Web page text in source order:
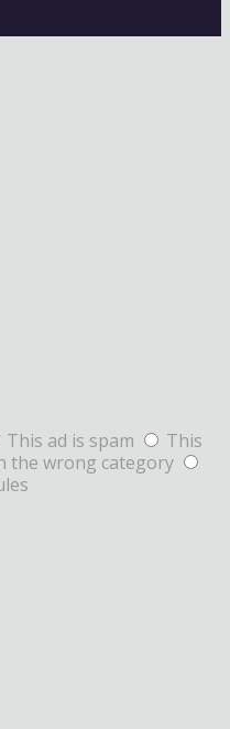
This ad is spam
This
the wrong category